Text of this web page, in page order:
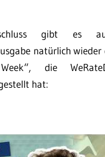
gibt es
natürlich wieder
die
hat: